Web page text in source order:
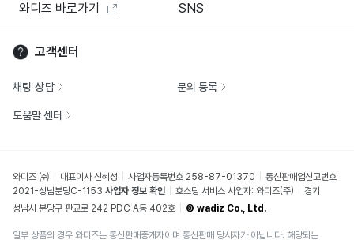
와디즈 바로가기
SNS
고객센터
채팅 상담 문의 등록
도움말 센터
와디즈 ㈜ 대표이사 신혜성 사업자등록번호 258-87-01370
통신판매업신고번호
2021-성남분당C-1153 사업자 정보 확인 호스팅 서비스 사업자: 와디즈(주)
경기
성남시 분당구 판교로 242 PDC A동 402호
© wadiz Co., Ltd.
일부 상품의 경우 와디즈는 통신판매중개자이며 통신판매 당사자가 아닙니다. 해당되는